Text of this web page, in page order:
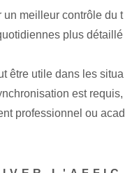
un meilleur⁢ contrôle du t
plus détaillé
être utile dans les situa
est requis,
professionnel ou acad